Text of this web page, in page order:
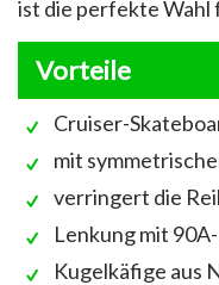
ist die perfekte Wahl
Vorteile
Cruiser-
mit
verringert die
Lenkung mit
Kugelkäfige aus